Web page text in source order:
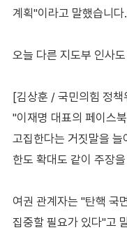
계획"이라고 말했습니다.
오늘 다른 지도부 인사
[김상훈 / 국민의힘 정책
"이재명 대표의 페이스
고집한다는 거짓말을
한도 확대도 같이 주장
여권 관계자는 "탄핵 국
집중할 필요가 있다"고